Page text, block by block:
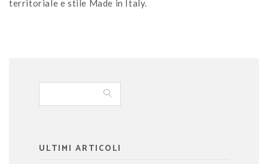
territoriale e stile Made in Italy.
ULTIMI ARTICOLI